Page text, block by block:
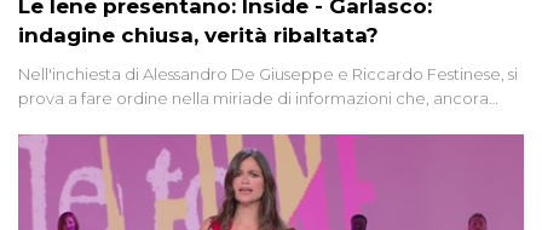
Le Iene presentano: Inside - Garlasco:
indagine chiusa, verità ribaltata?
Nell'inchiesta di Alessandro De Giuseppe e Riccardo Festinese, si
prova a fare ordine nella miriade di informazioni che, ancora
giudiziarie più discusse degli ultimi anni. Lo speciale ricostruisce la
vicenda mettendo in fila testimonianze, errori, dettagli
controversi e i protagonisti di un'indagine che sembra non avere
fine.